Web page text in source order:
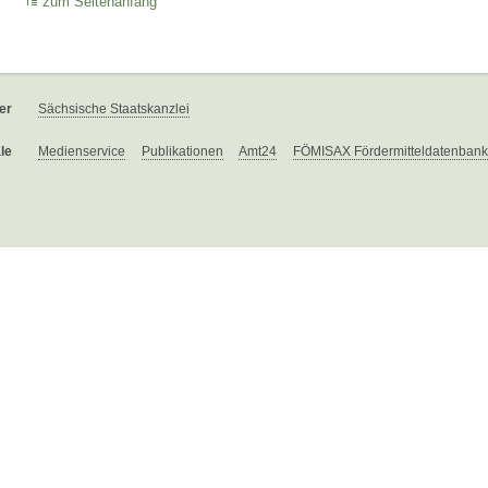
Sächsische Staatskanzlei
Medienservice Publikationen Amt24 FÖMISAX Fördermitteldatenbank